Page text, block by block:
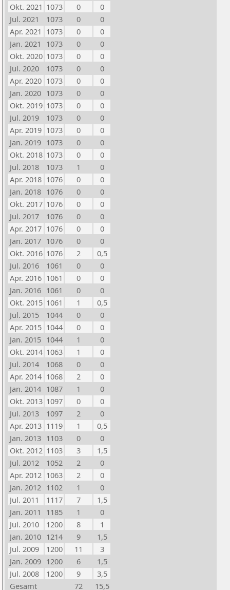
Okt. 2021 1073 0
0
Jul. 2021
1073 0
0
Apr. 2021 1073 0
0
Jan. 2021
1073 0
0
Okt. 2020 1073 0
0
Jul. 2020
1073 0
0
Apr. 2020 1073 0
0
Jan. 2020 1073 0
0
Okt. 2019 1073 0
0
Jul. 2019
1073 0
0
Apr. 2019 1073 0
0
Jan. 2019 1073 0
0
Okt. 2018 1073 0
0
Jul. 2018
1073 1
0
Apr. 2018 1076 0
0
Jan. 2018 1076 0
0
Okt. 2017 1076 0
0
Jul. 2017
1076 0
0
Apr. 2017 1076 0
0
Jan. 2017 1076 0
0
Okt. 2016 1076 2
0,5
Jul. 2016
1061 0
0
Apr. 2016 1061 0
0
Jan. 2016 1061 0
0
Okt. 2015 1061 1
0,5
Jul. 2015
1044 0
0
Apr. 2015 1044 0
0
Jan. 2015 1044 1
0
Okt. 2014 1063 1
0
Jul. 2014
1068 0
0
Apr. 2014 1068 2
0
Jan. 2014 1087 1
0
Okt. 2013 1097 0
0
Jul. 2013
1097 2
0
Apr. 2013 1119 1
0,5
Jan. 2013 1103 0
0
Okt. 2012 1103 3
1,5
Jul. 2012
1052 2
0
Apr. 2012 1063 2
0
Jan. 2012 1102 1
0
Jul. 2011
1117 7
1,5
Jan. 2011
1185 1
0
Jul. 2010
1200 8
1
Jan. 2010 1214 9
1,5
Jul. 2009
1200 11
3
Jan. 2009 1200 6
1,5
Jul. 2008
1200 9
3,5
Gesamt
72 15,5